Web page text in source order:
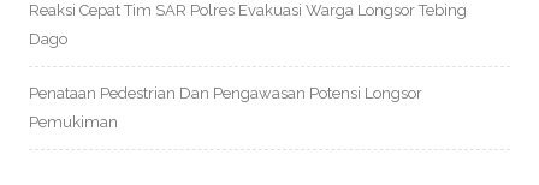
Reaksi Cepat Tim SAR Polres Evakuasi Warga Longsor Tebing
Dago
Penataan Pedestrian Dan Pengawasan Potensi Longsor
Pemukiman